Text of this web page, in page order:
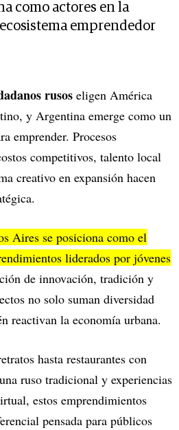
como actores en la
emprendedor
rusos eligen América
y Argentina emerge como un
emprender. Procesos
competitivos, talento local
creativo en expansión hacen
Aires se posiciona como el
liderados por jóvenes
de innovación, tradición y
no solo suman diversidad
reactivan la economía urbana.
hasta restaurantes con
ruso tradicional y experiencias
estos emprendimientos
pensada para públicos